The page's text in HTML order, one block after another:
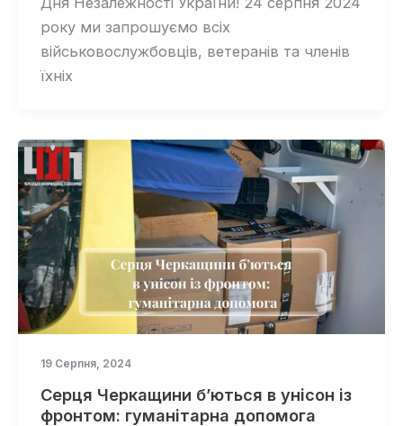
року ми запрошуємо всіх
військовослужбовців, ветеранів та членів
їхніх
19 Серпня, 2024
Серця Черкащини б’ються в унісон із
фронтом: гуманітарна допомога